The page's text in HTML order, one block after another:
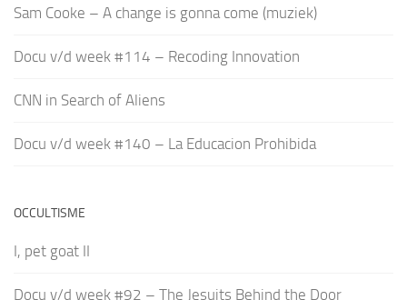
Sam Cooke – A change is gonna come (muziek)
Docu v/d week #114 – Recoding Innovation
CNN in Search of Aliens
Docu v/d week #140 – La Educacion Prohibida
OCCULTISME
I, pet goat II
Docu v/d week #92 – The Jesuits Behind the Door